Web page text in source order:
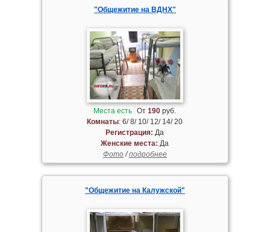
"Общежитие на ВДНХ"
Места есть От190 руб.
Комнаты: 6/ 8/ 10/ 12/ 14/ 20
Регистрация: Да
Женские места: Да
Фото/подробнее
"Общежитие на Калужской"